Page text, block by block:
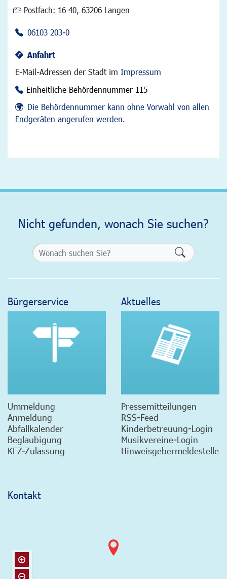
Postfach: 16 40, 63206 Langen
06103 203-0
Anfahrt
E-Mail-Adressen der Stadt im Impressum
Einheitliche Behördennummer 115
Die Behördennummer kann ohne Vorwahl von allen
Endgeräten angerufen werden.
Nicht gefunden, wonach Sie suchen?
Bürgerservice
Ummeldung
Anmeldung
Abfallkalender
Beglaubigung
KFZ-Zulassung
Aktuelles
Pressemitteilungen
RSS-Feed
Kinderbetreuung-Login
Musikvereine-Login
Hinweisgebermeldestelle
Kontakt